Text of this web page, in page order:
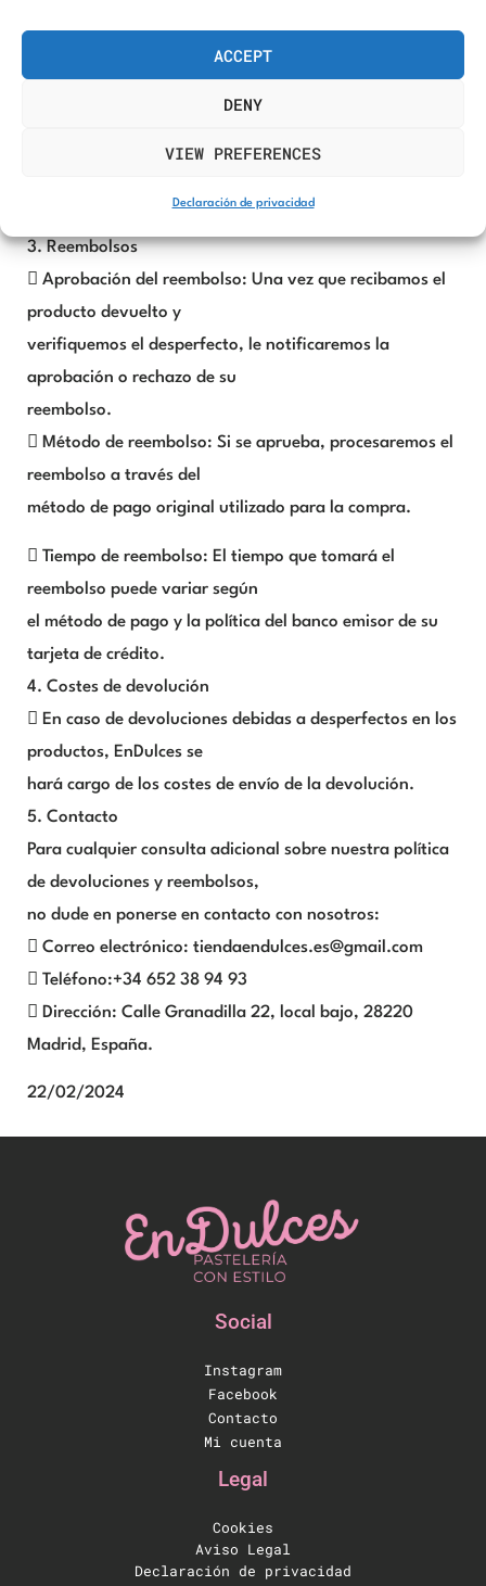
ACCEPT
DENY
VIEW PREFERENCES
Declaración de privacidad
electrónico confirmando la aceptación de la devolución
y proporcionando
3. Envío del producto: Envíe el producto a la siguiente
Calle Granadilla 22, local bajo, 28220 Madrid, España.
3. Reembolsos
 Aprobación del reembolso: Una vez que recibamos el
producto devuelto y
verifiquemos el desperfecto, le notificaremos la
aprobación o rechazo de su
reembolso.
 Método de reembolso: Si se aprueba, procesaremos el
reembolso a través del
método de pago original utilizado para la compra.
 Tiempo de reembolso: El tiempo que tomará el
reembolso puede variar según
el método de pago y la política del banco emisor de su
tarjeta de crédito.
4. Costes de devolución
 En caso de devoluciones debidas a desperfectos en los
productos, EnDulces se
hará cargo de los costes de envío de la devolución.
5. Contacto
Para cualquier consulta adicional sobre nuestra política
de devoluciones y reembolsos,
no dude en ponerse en contacto con nosotros:
 Correo electrónico: tiendaendulces.es@gmail.com
 Teléfono:+34 652 38 94 93
 Dirección: Calle Granadilla 22, local bajo, 28220
Madrid, España.
22/02/2024
Social
Instagram
Facebook
Contacto
Mi cuenta
Legal
Cookies
Aviso Legal
Declaración de privacidad